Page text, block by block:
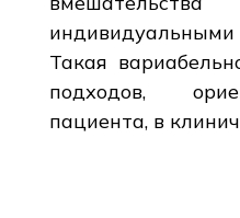
Такая
подходов,
пациента, в